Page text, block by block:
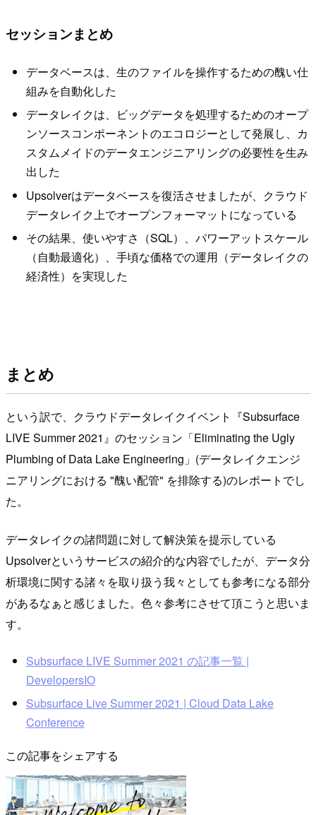
セッションまとめ
データベースは、生のファイルを操作するための醜い仕
組みを自動化した
データレイクは、ビッグデータを処理するためのオープ
ンソースコンポーネントのエコロジーとして発展し、カ
スタムメイドのデータエンジニアリングの必要性を生み
出した
Upsolverはデータベースを復活させましたが、クラウド
データレイク上でオープンフォーマットになっている
その結果、使いやすさ（SQL）、パワーアットスケール
（自動最適化）、手頃な価格での運用（データレイクの
経済性）を実現した
まとめ
という訳で、クラウドデータレイクイベント『Subsurface
LIVE Summer 2021』のセッション「Eliminating the Ugly
Plumbing of Data Lake Engineering」(データレイクエンジ
ニアリングにおける "醜い配管" を排除する)のレポートでし
た。
データレイクの諸問題に対して解決策を提示している
Upsolverというサービスの紹介的な内容でしたが、データ分
析環境に関する諸々を取り扱う我々としても参考になる部分
があるなぁと感じました。色々参考にさせて頂こうと思いま
す。
Subsurface LIVE Summer 2021 の記事一覧 |
DevelopersIO
Subsurface Live Summer 2021 | Cloud Data Lake
Conference
この記事をシェアする